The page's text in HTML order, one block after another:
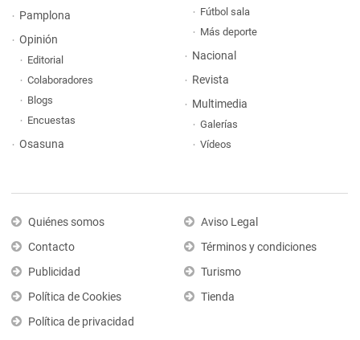
Pamplona
Opinión
Editorial
Colaboradores
Blogs
Encuestas
Osasuna
Fútbol sala
Más deporte
Nacional
Revista
Multimedia
Galerías
Vídeos
Quiénes somos
Contacto
Publicidad
Política de Cookies
Política de privacidad
Aviso Legal
Términos y condiciones
Turismo
Tienda